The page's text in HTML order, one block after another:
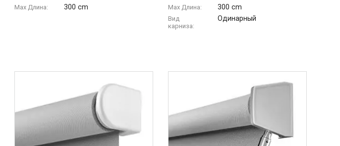
Max Длина: 300 cm Max Длина: 300 cm
Вид
карниза:
Одинарный